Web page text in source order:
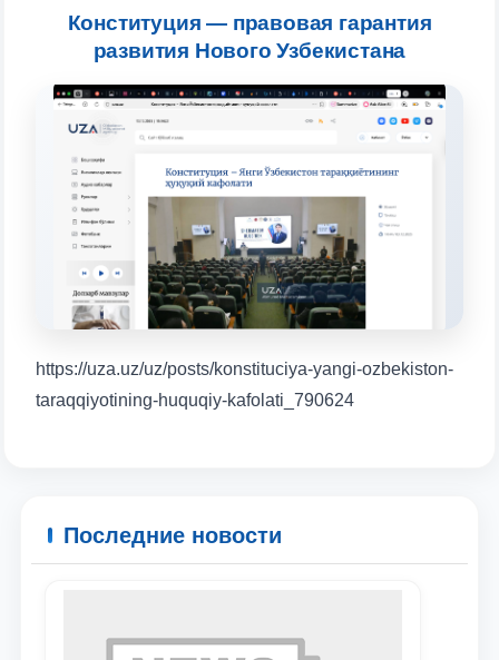
Конституция — правовая гарантия
развития Нового Узбекистана
https://uza.uz/uz/posts/konstituciya-yangi-ozbekiston-
taraqqiyotining-huquqiy-kafolati_790624
Последние новости
Оставляйте здесь свои обращения по
вопросам приёма.
Выберите тему — затем появятся
конкретные вопросы:
1. Документы (бакалавр) (5)
3. Собеседование (бакалавр) (8)
4. Собеседование (магистр) (5)
6. Онлайн-заявки (15) 7. Колл-центр (4)
✉️ Написать администратору